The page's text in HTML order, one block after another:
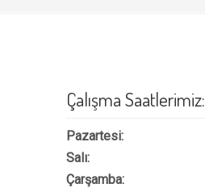
Çalışma Saatlerimiz:
Pazartesi:
Salı:
Çarşamba: